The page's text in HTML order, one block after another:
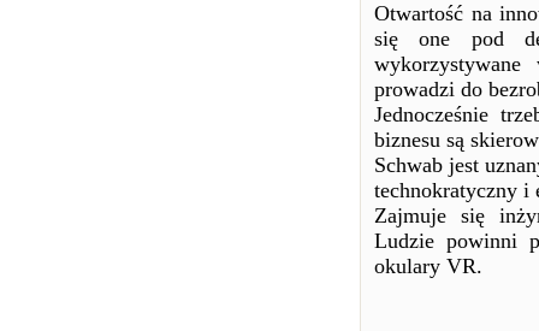
Otwartość na
się one pod
prowadzi do
Jednocześnie
biznesu są
Schwab jest
technokratyczny i
Zajmuje się
Ludzie powinni
okulary VR.